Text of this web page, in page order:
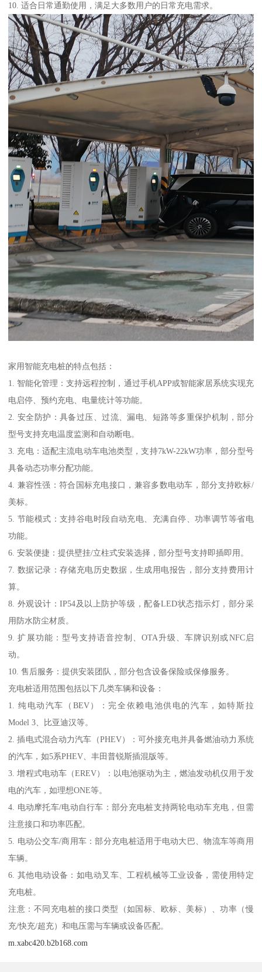
10. 适合日常通勤使用，满足大多数用户的日常充电需求。
家用智能充电桩的特点包括：
1. 智能化管理：支持远程控制，通过手机APP或智能家居系统实现充
电启停、预约充电、电量统计等功能。
2. 安全防护：具备过压、过流、漏电、短路等多重保护机制，部分
型号支持充电温度监测和自动断电。
3. 充电：适配主流电动车电池类型，支持7kW-22kW功率，部分型号
具备动态功率分配功能。
4. 兼容性强：符合国标充电接口，兼容多数电动车，部分支持欧标/
美标。
5. 节能模式：支持谷电时段自动充电、充满自停、功率调节等省电
功能。
6. 安装便捷：提供壁挂/立柱式安装选择，部分型号支持即插即用。
7. 数据记录：存储充电历史数据，生成用电报告，部分支持费用计
算。
8. 外观设计：IP54及以上防护等级，配备LED状态指示灯，部分采
用防水防尘材质。
9. 扩展功能：型号支持语音控制、OTA升级、车牌识别或NFC启
动。
10. 售后服务：提供安装团队，部分包含设备保险或保修服务。
充电桩适用范围包括以下几类车辆和设备：
1. 纯电动汽车（BEV）：完全依赖电池供电的汽车，如特斯拉
Model 3、比亚迪汉等。
2. 插电式混合动力汽车（PHEV）：可外接充电并具备燃油动力系统
的汽车，如5系PHEV、丰田普锐斯插混版等。
3. 增程式电动车（EREV）：以电池驱动为主，燃油发动机仅用于发
电的汽车，如理想ONE等。
4. 电动摩托车/电动自行车：部分充电桩支持两轮电动车充电，但需
注意接口和功率匹配。
5. 电动公交车/商用车：部分充电桩适用于电动大巴、物流车等商用
车辆。
6. 其他电动设备：如电动叉车、工程机械等工业设备，需使用特定
充电桩。
注意：不同充电桩的接口类型（如国标、欧标、美标）、功率（慢
充/快充/超充）和电压需与车辆或设备匹配。
m.xabc420.b2b168.com